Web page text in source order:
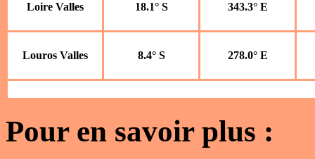
Loire Valles 18.1° S 343.3° E
Louros Valles 8.4° S 278.0° E
Pour en savoir plus :